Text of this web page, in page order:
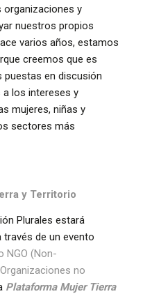
organizaciones y
nuestros propios
varios años, estamos
creemos que es
puestas en discusión
los intereses y
mujeres, niñas y
sectores más
y Territorio
Plurales estará
través de un evento
NGO (Non-
no
Plataforma Mujer Tierra